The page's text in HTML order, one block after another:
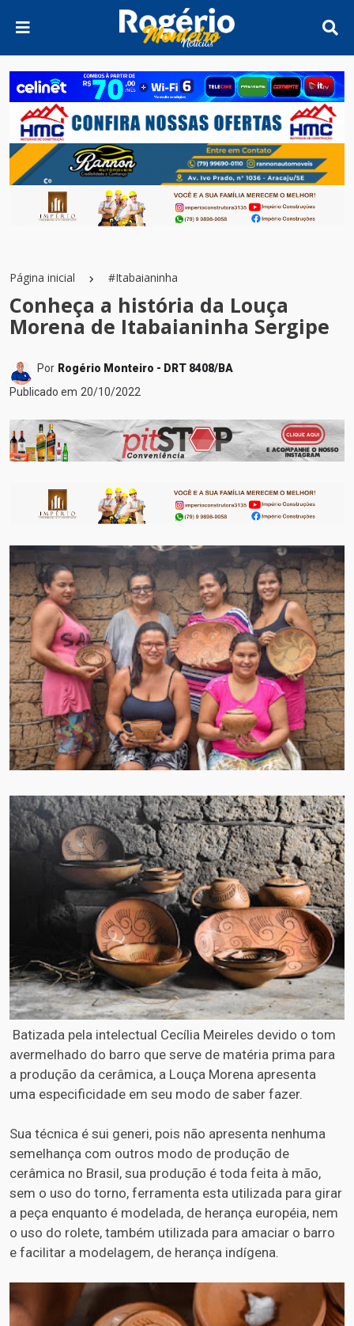
Página inicial #Itabaianinha
Conheça a história da Louça
Morena de Itabaianinha Sergipe
Por Rogério Monteiro - DRT 8408/BA
Publicado em 20/10/2022
Batizada pela intelectual Cecília Meireles devido o tom
avermelhado do barro que serve de matéria prima para
a produção da cerâmica, a Louça Morena apresenta
uma especificidade em seu modo de saber fazer.
Sua técnica é sui generi, pois não apresenta nenhuma
semelhança com outros modo de produção de
cerâmica no Brasil, sua produção é toda feita à mão,
sem o uso do torno, ferramenta esta utilizada para girar
a peça enquanto é modelada, de herança européia, nem
o uso do rolete, também utilizada para amaciar o barro
e facilitar a modelagem, de herança indígena.